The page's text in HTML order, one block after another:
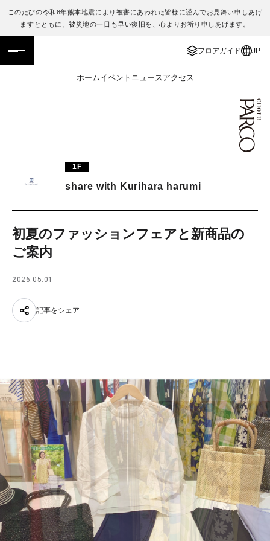
このたびの令和8年熊本地震により被害にあわれた皆様に謹んでお見舞い申しあげ
ますとともに、被災地の一日も早い復旧を、心よりお祈り申しあげます。
フロアガイド JP
ホームイベント ニュース アクセス
フロアガイド
施設案内・アクセス
TAX FREE
JP
ENGLISH
繁体字
日本語
1F
share with Kurihara harumi
初夏のファッションフェアと新商品の
ご案内
2026.05.01
記事をシェア